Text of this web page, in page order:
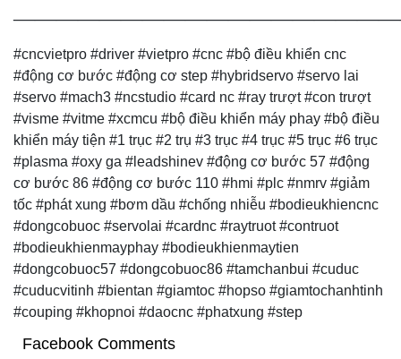
#cncvietpro #driver #vietpro #cnc #bộ điều khiển cnc
#động cơ bước #động cơ step #hybridservo #servo lai
#servo #mach3 #ncstudio #card nc #ray trượt #con trượt
#visme #vitme #xcmcu #bộ điều khiển máy phay #bộ điều
khiển máy tiện #1 trục #2 trụ #3 trục #4 trục #5 trục #6 trục
#plasma #oxy ga #leadshinev #động cơ bước 57 #động
cơ bước 86 #động cơ bước 110 #hmi #plc #nmrv #giảm
tốc #phát xung #bơm dầu #chống nhiễu #bodieukhiencnc
#dongcobuoc #servolai #cardnc #raytruot #contruot
#bodieukhienmayphay #bodieukhienmaytien
#dongcobuoc57 #dongcobuoc86 #tamchanbui #cuduc
#cuducvitinh #bientan #giamtoc #hopso #giamtochanhtinh
#couping #khopnoi #daocnc #phatxung #step
Facebook Comments